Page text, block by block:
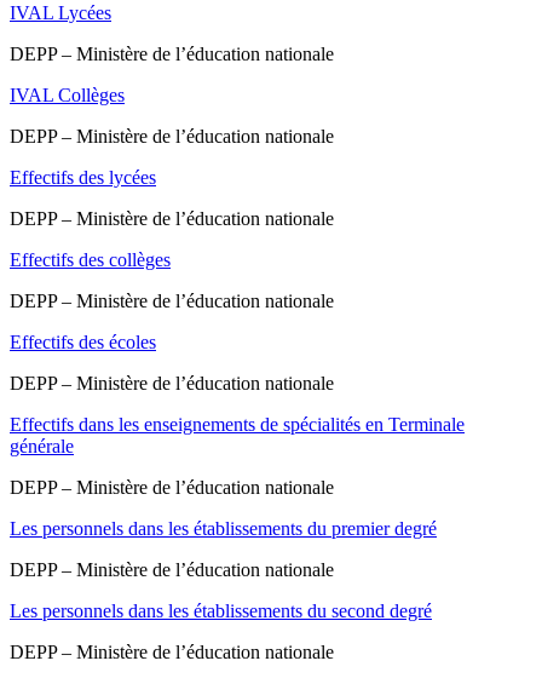
IVAL Lycées
DEPP – Ministère de l’éducation nationale
IVAL Collèges
DEPP – Ministère de l’éducation nationale
Effectifs des lycées
DEPP – Ministère de l’éducation nationale
Effectifs des collèges
DEPP – Ministère de l’éducation nationale
Effectifs des écoles
DEPP – Ministère de l’éducation nationale
Effectifs dans les enseignements de spécialités en Terminale
générale
DEPP – Ministère de l’éducation nationale
Les personnels dans les établissements du premier degré
DEPP – Ministère de l’éducation nationale
Les personnels dans les établissements du second degré
DEPP – Ministère de l’éducation nationale